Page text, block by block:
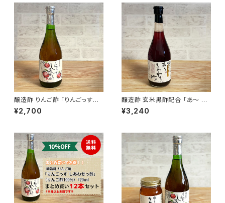
醸造酢 りんご酢 「りんごっす
しあわせっ酢」（りんご酢100%）
720ml
¥2,700
醸造酢 玄米黒酢配合 「あ〜 し
あわせっ酢」 720ml
¥3,240